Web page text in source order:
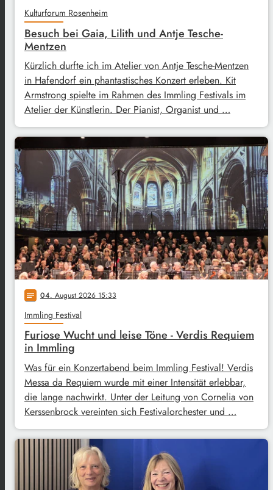
Kulturforum Rosenheim
Besuch bei Gaia, Lilith und Antje Tesche-
Mentzen
Kürzlich durfte ich im Atelier von Antje Tesche-Mentzen
in Hafendorf ein phantastisches Konzert erleben. Kit
Armstrong spielte im Rahmen des Immling Festivals im
Atelier der Künstlerin. Der Pianist, Organist und …
notes 04. August 2026 15:33
Immling Festival
Furiose Wucht und leise Töne - Verdis Requiem
in Immling
Was für ein Konzertabend beim Immling Festival! Verdis
Messa da Requiem wurde mit einer Intensität erlebbar,
die lange nachwirkt. Unter der Leitung von Cornelia von
Kerssenbrock vereinten sich Festivalorchester und …